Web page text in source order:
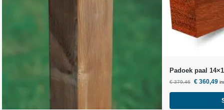
Padoek paal
€379,46 €360,49